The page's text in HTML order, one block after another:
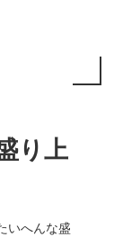
り上
いへんな盛